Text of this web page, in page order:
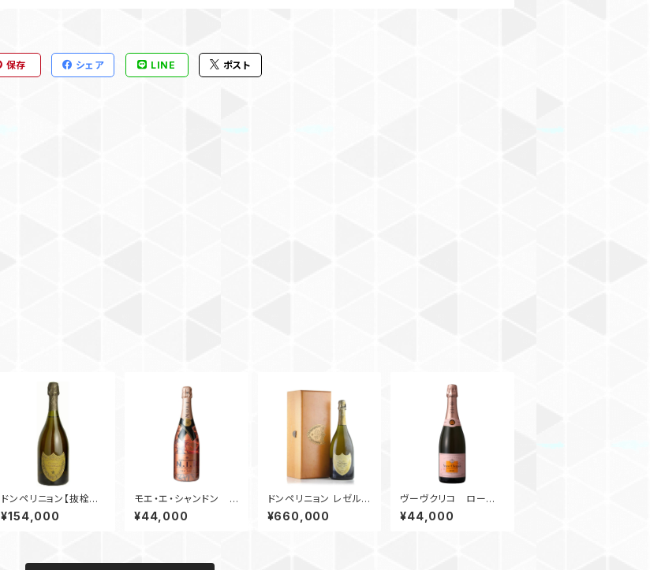
保存 シェア LINE ポスト
ドンペリニョン【抜栓動
画】
¥154,000
モエ・エ・シャンドン
N.I.R【抜栓動画】
¥44,000
ドンペリニョン レゼル
ブ ドゥ ラベイ【抜栓
動画】
¥660,000
ヴーヴクリコ ローズラ
ベル【抜栓動画】
¥44,000